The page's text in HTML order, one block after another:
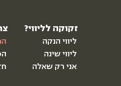
זקוקה לליווי?
ליווי הנקה
ליווי שינה
אני רק שאלה